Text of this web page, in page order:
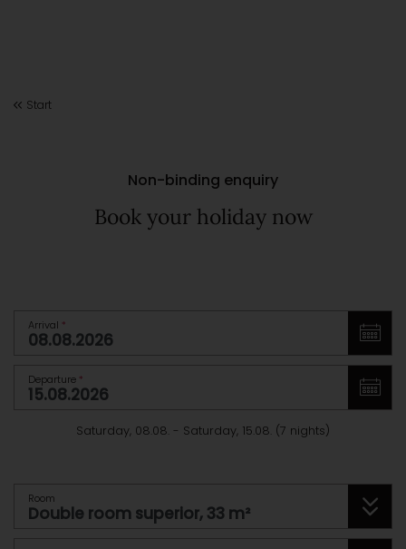
Start
Non-binding enquiry
Book your holiday now
Arrival *
Departure *
Saturday, 08.08. - Saturday, 15.08. (7 nights)
Room